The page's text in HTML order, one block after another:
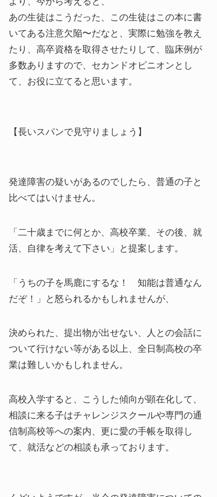
あの生徒はこうだった、この生徒はこの本に書
いてある注意欠陥〜だなと、実際に勉強を教え
たり、高卒資格を取得させたりして、臨床例が
多数ありますので、セカンドオピニオンとし
て、お役に立てると思います。
【長いスパンで見守りましょう】
発達障害の疑いがあるのでしたら、普通の子と
比べてはいけません。
「二十歳までに何とか、高校卒業、その後、就
活、自律を考えて下さい」と提案します。
「うちの子を馬鹿にするな！ 知能は普通なん
だぞ！」と怒られるかもしれませんが、
決められた、提出物が出せない、人との会話に
ついて行けない等がある以上、全日制高校の卒
業は難しいかもしれません。
高校入学すると、こうした傾向が顕在化して、
相談に来る子はチャレンジスクールや専門の通
信制高校等への案内、更に愛の手帳を取得し
て、就活などの相談も承っております。